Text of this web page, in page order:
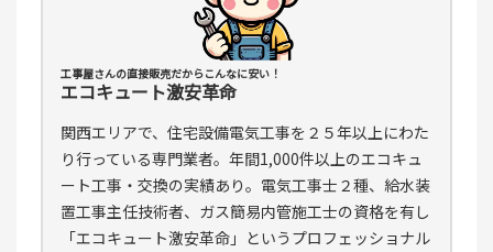
工事屋さんの直接販売だからこんなに安い！
エコキュート激安革命
関西エリアで、住宅設備電気工事を２５年以上にわた
り行っている専門業者。年間1,000件以上のエコキュ
ート工事・交換の実績あり。電気工事士２種、給水装
置工事主任技術者、ガス簡易内管施工士の資格を有し
「エコキュート激安革命」というプロフェッショナル